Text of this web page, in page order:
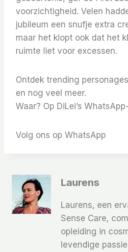
voorzichtigheid. Velen
jubileum een ​​snufje extra
maar het klopt ook dat het
ruimte liet voor excessen.
Ontdek trending
en nog veel meer.
Waar? Op DiLei’s
Volg ons op WhatsApp
Laurens
Laurens, een
Sense Care,
opleiding in
levendige